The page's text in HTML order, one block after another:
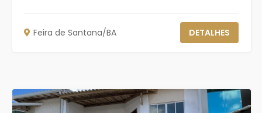
Feira de Santana/BA DETALHES